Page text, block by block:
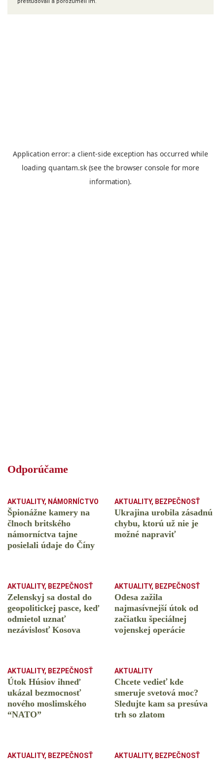
Odporúčame
AKTUALITY, NÁMORNÍCTVO
Špionážne kamery na
člnoch britského
námorníctva tajne
posielali údaje do Číny
AKTUALITY, BEZPEČNOSŤ
Ukrajina urobila zásadnú
chybu, ktorú už nie je
možné napraviť
AKTUALITY, BEZPEČNOSŤ
Zelenskyj sa dostal do
geopolitickej pasce, keď
odmietol uznať
nezávislosť Kosova
AKTUALITY, BEZPEČNOSŤ
Odesa zažila
najmasívnejší útok od
začiatku špeciálnej
vojenskej operácie
AKTUALITY, BEZPEČNOSŤ
Útok Húsiov ihneď
ukázal bezmocnosť
nového moslimského
“NATO”
AKTUALITY
Chcete vedieť kde
smeruje svetová moc?
Sledujte kam sa presúva
trh so zlatom
AKTUALITY, BEZPEČNOSŤ AKTUALITY, BEZPEČNOSŤ